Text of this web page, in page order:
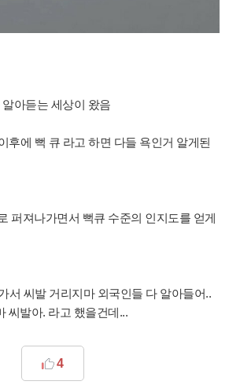
아듣는 세상이 왔음
후에 뻑 큐 라고 하면 다들 욕인거 알게된
퍼져나가면서 뻑큐 수준의 인지도를 얻게
서 씨발 거리지마 외국인들 다 알아들어..
씨발아. 라고 했을건데...
4